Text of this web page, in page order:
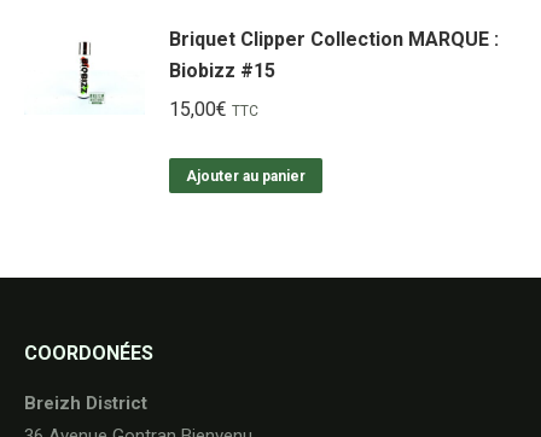
Briquet Clipper Collection MARQUE :
Biobizz #15
15,00€ TTC
Ajouter au panier
COORDONÉES
Breizh District